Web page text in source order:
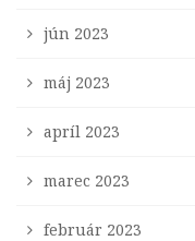
jún 2023
máj 2023
apríl 2023
marec 2023
február 2023